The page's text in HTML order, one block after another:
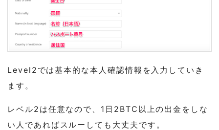
Level2では基本的な本人確認情報を入力していき
ます。
レベル2は任意なので、1日2BTC以上の出金をしな
い人であればスルーしても大丈夫です。